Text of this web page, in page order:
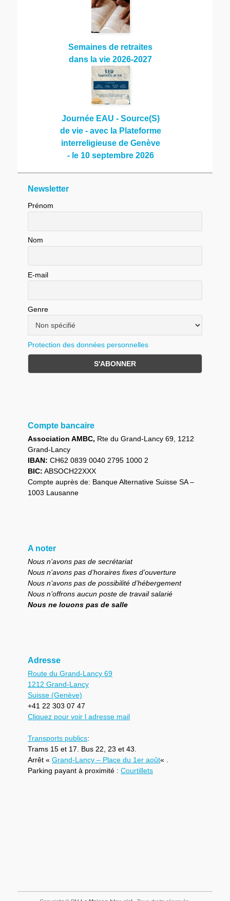
Semaines de retraites
dans la vie 2026-2027
Journée EAU - Source(S)
de vie - avec la Plateforme
interreligieuse de Genève
- le 10 septembre 2026
Newsletter
Prénom
Nom
E-mail
Genre
Protection des données personnelles
Compte bancaire
Association AMBC, Rte du Grand-Lancy 69, 1212
Grand-Lancy
IBAN: CH62 0839 0040 2795 1000 2
BIC: ABSOCH22XXX
Compte auprès de: Banque Alternative Suisse SA –
1003 Lausanne
A noter
Nous n’avons pas de secrétariat
Nous n’avons pas d’horaires fixes d’ouverture
Nous n’avons pas de possibilité d’hébergement
Nous n’offrons aucun poste de travail salarié
Nous ne louons pas de salle
Adresse
Route du Grand-Lancy 69
1212 Grand-Lancy
Suisse (Genève)
+41 22 303 07 47
Cliquez pour voir l adresse mail
Transports publics:
Trams 15 et 17. Bus 22, 23 et 43.
Arrêt « Grand-Lancy – Place du 1er août« .
Parking payant à proximité : Courtillets